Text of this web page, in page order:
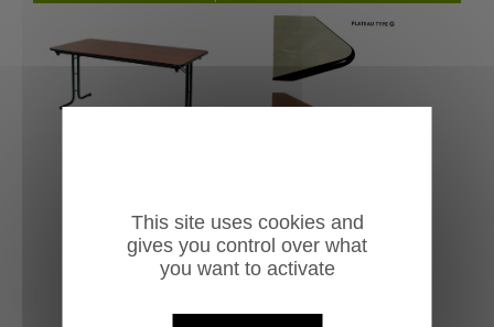
This site uses cookies and
gives you control over what
you want to activate